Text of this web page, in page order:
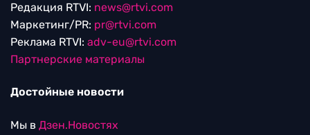
Редакция RTVI: news@rtvi.com
Маркетинг/PR: pr@rtvi.com
Реклама RTVI: adv-eu@rtvi.com
Партнерские материалы
Достойные новости
Мы в Дзен.Новостях